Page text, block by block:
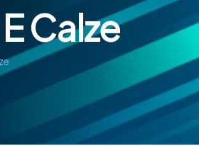
Calze